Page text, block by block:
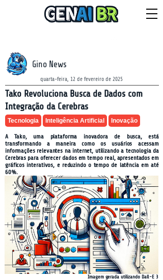
Gino News
quarta-feira, 12 de fevereiro de 2025
Tako Revoluciona Busca de Dados com
Integração da Cerebras
Tecnologia Inteligência Artificial Inovação
A Tako, uma plataforma inovadora de busca, está
transformando a maneira como os usuários acessam
informações relevantes na internet, utilizando a tecnologia da
Cerebras para oferecer dados em tempo real, apresentados em
gráficos interativos, e reduzindo o tempo de latência em até
60%.
Imagem gerada utilizando Dall-E 3